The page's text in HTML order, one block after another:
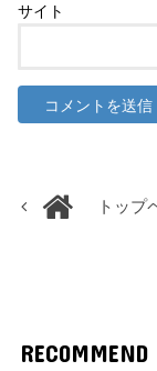
サイト
トップ
RECOMMEND